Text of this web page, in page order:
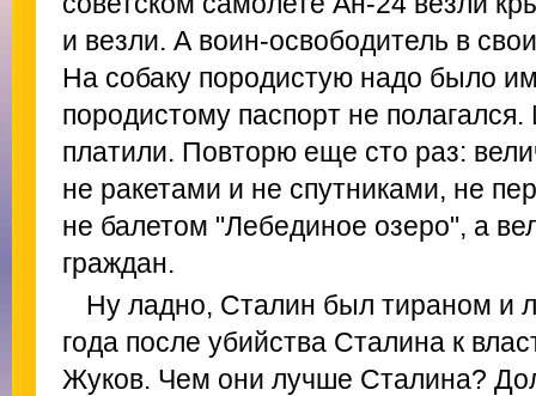
и везли. А воин-освободитель в
На собаку породистую надо было
породистому паспорт не
платили. Повторю еще сто раз:
не ракетами и не спутниками, не
не балетом "Лебединое озеро", а
граждан.
Ну ладно, Сталин был тираном и
года после убийства Сталина к
Жуков. Чем они лучше Сталина?